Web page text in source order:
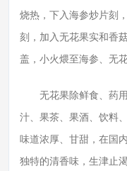
烧热，下入海参炒片刻
刻，加入无花果实和香
盖，小火煨至海参、无
无花果除鲜食、药用
汁、果茶、果酒、饮料
味道浓厚、甘甜，在国
独特的清香味，生津止